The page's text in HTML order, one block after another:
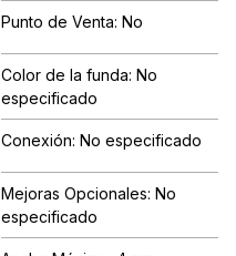
Punto de Venta: No
Color de la funda: No
especificado
Conexión: No especificado
Mejoras Opcionales: No
especificado